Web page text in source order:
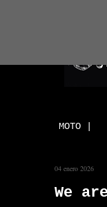
MOTO |
04 enero 2026
We